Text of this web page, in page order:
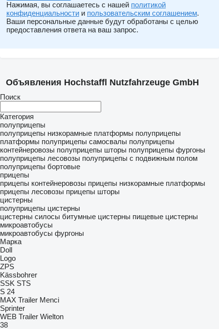
Нажимая, вы соглашаетесь с нашей политикой
конфиденциальности и пользовательским соглашением.
Ваши персональные данные будут обработаны с целью
предоставления ответа на ваш запрос.
Объявления Hochstaffl Nutzfahrzeuge GmbH
Поиск
Категория
полуприцепы
полуприцепы низкорамные платформы полуприцепы
платформы полуприцепы самосвалы полуприцепы
контейнеровозы полуприцепы шторы полуприцепы фургоны
полуприцепы лесовозы полуприцепы с подвижным полом
полуприцепы бортовые
прицепы
прицепы контейнеровозы прицепы низкорамные платформы
прицепы лесовозы прицепы шторы
цистерны
полуприцепы цистерны
цистерны силосы битумные цистерны пищевые цистерны
микроавтобусы
микроавтобусы фургоны
Марка
Doll
Logo
ZPS
Kässbohrer
SSK STS
S 24
MAX Trailer Menci
Sprinter
WEB Trailer Wielton
38